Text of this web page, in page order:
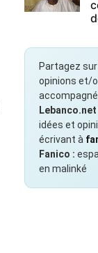
Partagez
opinions et/
Lebanco.net
idées et
écrivant à
Fanico :
en malinké